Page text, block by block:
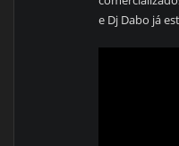
e Dj Dabo já